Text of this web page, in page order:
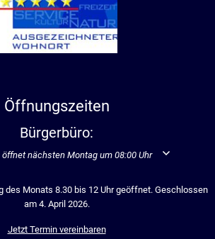
Öffnungszeiten
Bürgerbüro:
Öffnungs- oder Schließzeiten auszublenden
öffnet nächsten Montag um 08:00 Uhr
des Monats 8.30 bis 12 Uhr geöffnet. Geschlossen
am 4. April 2026.
Jetzt Termin vereinbaren